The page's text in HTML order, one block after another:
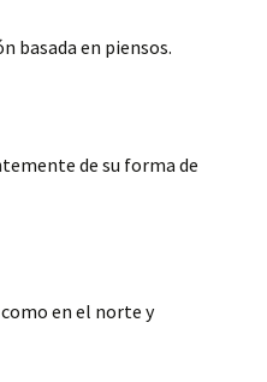
basada en piensos.
de su forma de
en el norte y